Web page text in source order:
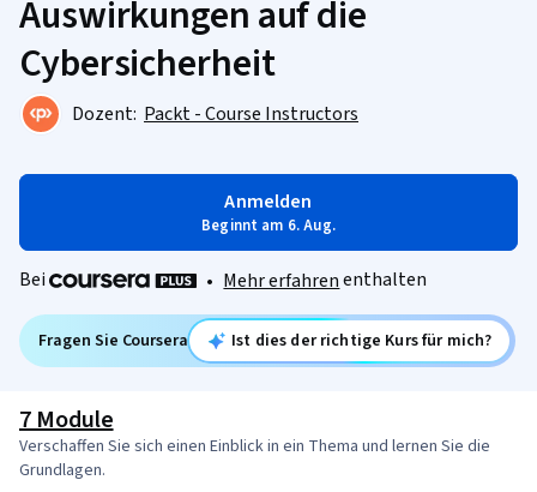
Auswirkungen auf die
Cybersicherheit
Dozent: Packt - Course Instructors
Anmelden
Beginnt am 6. Aug.
Bei • Mehr erfahrenenthalten
Fragen Sie Coursera Ist dies der richtige Kurs für mich?
7 Module
Verschaffen Sie sich einen Einblick in ein Thema und lernen Sie die
Grundlagen.